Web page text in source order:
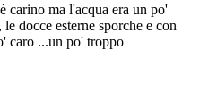
carino ma l'acqua era un po'
docce esterne sporche e con
caro ...un po' troppo